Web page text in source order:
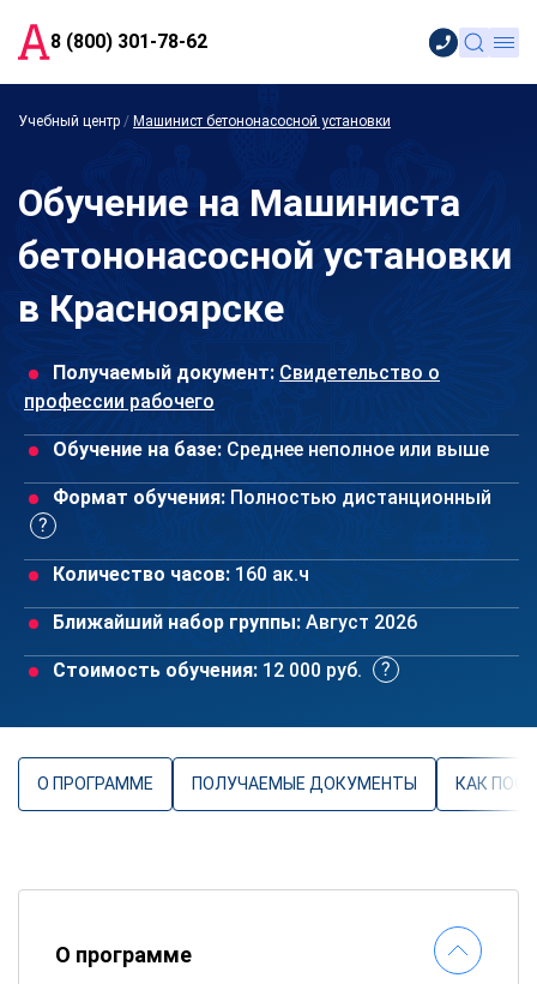
8 (800) 301-78-62
Учебный центр / Машинист бетононасосной установки
Обучение на Машиниста
бетононасосной установки
в Красноярске
Получаемый документ: Свидетельство о
профессии рабочего
Обучение на базе: Среднее неполное или выше
Формат обучения: Полностью дистанционный
Количество часов: 160 ак.ч
Ближайший набор группы: Август 2026
Стоимость обучения: 12 000 руб.
О ПРОГРАММЕ ПОЛУЧАЕМЫЕ ДОКУМЕНТЫ КАК
О программе